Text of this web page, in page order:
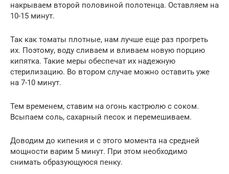
накрываем второй половиной полотенца. Оставляем на
10-15 минут.
Так как томаты плотные, нам лучше еще раз прогреть
их. Поэтому, воду сливаем и вливаем новую порцию
кипятка. Такие меры обеспечат их надежную
стерилизацию. Во втором случае можно оставить уже
на 7-10 минут.
Тем временем, ставим на огонь кастрюлю с соком.
Всыпаем соль, сахарный песок и перемешиваем.
Доводим до кипения и с этого момента на средней
мощности варим 5 минут. При этом необходимо
снимать образующуюся пенку.